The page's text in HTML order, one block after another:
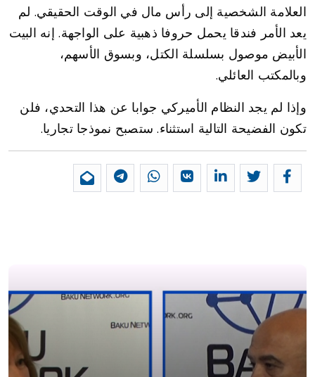
العلامة الشخصية إلى رأس مال في الوقت الحقيقي. لم
يعد الأمر فندقا يحمل حروفا ذهبية على الواجهة. إنه البيت
الأبيض موصول بسلسلة الكتل، وبسوق الأسهم،
وبالمكتب العائلي.
وإذا لم يجد النظام الأميركي جوابا عن هذا التحدي، فلن
تكون الفضيحة التالية استثناء. ستصبح نموذجا تجاريا.